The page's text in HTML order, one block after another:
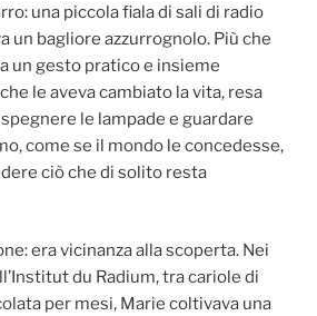
una piccola fiala di sali di radio
un bagliore azzurrognolo. Più che
un gesto pratico e insieme
le aveva cambiato la vita, resa
le lampade e guardare
come se il mondo le concedesse,
ciò che di solito resta
era vicinanza alla scoperta. Nei
du Radium, tra cariole di
per mesi, Marie coltivava una